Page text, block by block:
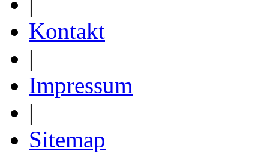
Kontakt
|
Impressum
|
Sitemap